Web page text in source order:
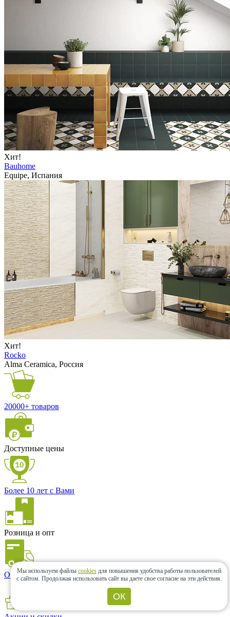
Хит!
Bauhome
Equipe, Испания
Хит!
Rocko
Alma Ceramica, Россия
20000+ товаров
Доступные цены
Более 10 лет с Вами
Розница и опт
Оперативная доставка
Мы используем файлы cookies для повышения удобства работы пользователей
с сайтом. Продолжая использовать сайт вы даете свое согласие на эти действия.
ОК